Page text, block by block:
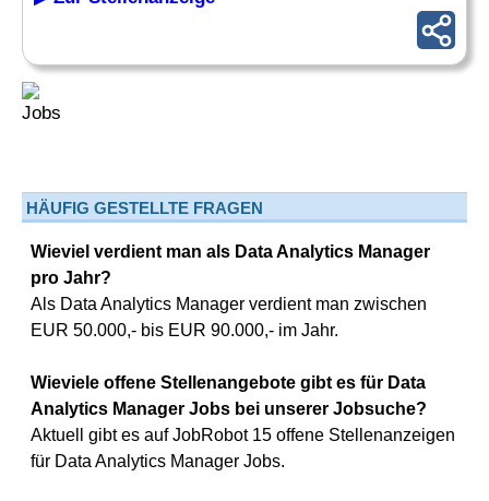
HÄUFIG GESTELLTE FRAGEN
Wieviel verdient man als Data Analytics Manager
pro Jahr?
Als Data Analytics Manager verdient man zwischen
EUR 50.000,- bis EUR 90.000,- im Jahr.
Wieviele offene Stellenangebote gibt es für Data
Analytics Manager Jobs bei unserer Jobsuche?
Aktuell gibt es auf JobRobot 15 offene Stellenanzeigen
für Data Analytics Manager Jobs.